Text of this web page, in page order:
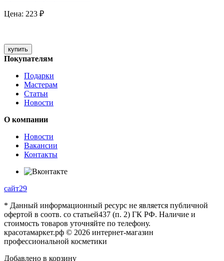
Цена: 223 ₽
купить
Покупателям
Подарки
Мастерам
Статьи
Новости
О компании
Новости
Вакансии
Контакты
сайт29
* Данный информационный ресурс не является публичной
офертой в соотв. со статьей437 (п. 2) ГК РФ. Наличие и
стоимость товаров уточняйте по телефону.
красотамаркет.рф © 2026 интернет-магазин
профессиональной косметики
Добавлено в корзину